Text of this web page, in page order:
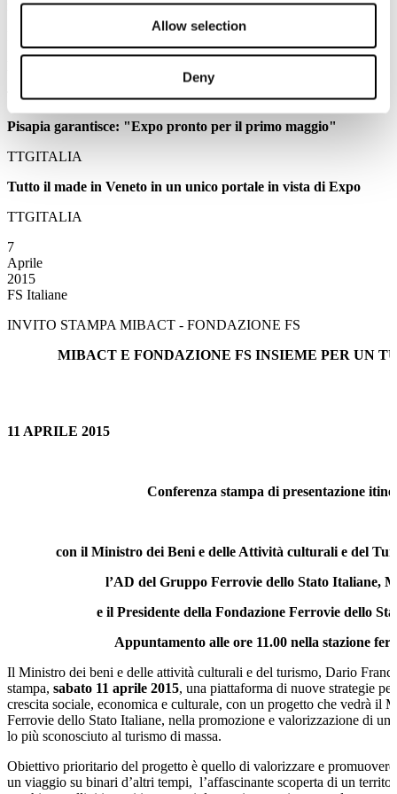
Allow selection
Deny
rimanere sul mercato
TTGITALIA
Pisapia garantisce: "Expo pronto per il primo maggio"
TTGITALIA
Tutto il made in Veneto in un unico portale in vista di Expo
TTGITALIA
7
Aprile
2015
FS Italiane
INVITO STAMPA MIBACT - FONDAZIONE FS
MIBACT E FONDAZIONE FS INSIEME PER UN
11 APRILE 2015
Conferenza stampa di presentazione
con il Ministro dei Beni e delle Attività culturali e del
l’AD del Gruppo Ferrovie dello Stato Italiane,
e il Presidente della Fondazione Ferrovie dello
Appuntamento alle ore 11.00 nella stazione
Il Ministro dei beni e delle attività culturali e del turismo, Dario
stampa, sabato 11 aprile 2015, una piattaforma di nuove strategie
crescita sociale, economica e culturale, con un progetto che vedrà il
Ferrovie dello Stato Italiane, nella promozione e valorizzazione di
lo più sconosciuto al turismo di massa.
Obiettivo prioritario del progetto è quello di valorizzare e
un viaggio su binari d’altri tempi, l’affascinante scoperta di un